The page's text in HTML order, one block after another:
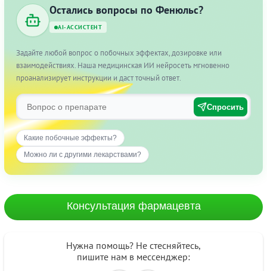
Остались вопросы по Фенюльс?
AI-АССИСТЕНТ
Задайте любой вопрос о побочных эффектах, дозировке или
взаимодействиях. Наша медицинская ИИ нейросеть мгновенно
проанализирует инструкции и даст точный ответ.
Спросить
Какие побочные эффекты?
Можно ли с другими лекарствами?
Консультация фармацевта
Нужна помощь? Не стесняйтесь,
пишите нам в мессенджер: